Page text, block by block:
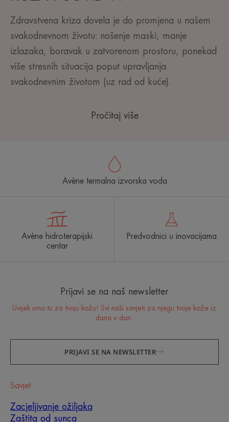
Zdravstvena kriza dovela je do promjena u našem
svakodnevnom životu: nošenje maski, manje
izlazaka, boravak u zatvorenom prostoru, ponekad
više stresnih situacija poput upravljanja
svakodnevnim životom (uz rad od kuće).
Pročitaj više
Avène termalna izvorska voda
Avène hidroterapijski
centar
Predvodnici u inovacijama
Prijavi se na naš newsletter
Uvijek smo tu za tvoju kožu! Svi naši savjeti za njegu tvoje kože iz
dana u dan.
PRIJAVI SE NA NEWSLETTER
Savjet
Zacjeljivanje ožiljaka
Zaštita od sunca